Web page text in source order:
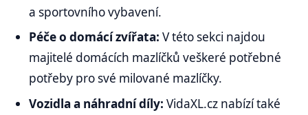
a sportovního vybavení.
Péče o domácí zvířata: V této sekci najdou
majitelé domácích mazlíčků veškeré potřebné
potřeby pro své milované mazlíčky.
Vozidla a náhradní díly:VidaXL.cz nabízí také